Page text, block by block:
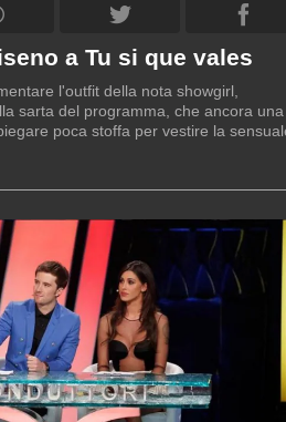
a Tu si que vales
l'outfit della nota showgirl,
sarta del programma, che ancora una
poca stoffa per vestire la